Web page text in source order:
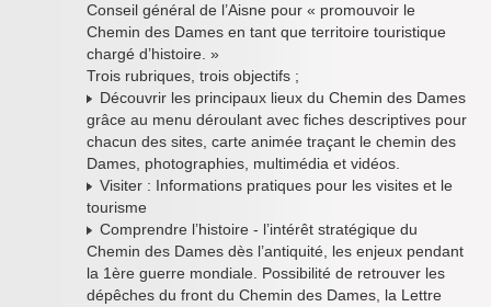
Conseil général de l’Aisne pour « promouvoir le
Chemin des Dames en tant que territoire touristique
chargé d’histoire. »
Trois rubriques, trois objectifs ;
Découvrir les principaux lieux du Chemin des Dames
grâce au menu déroulant avec fiches descriptives pour
chacun des sites, carte animée traçant le chemin des
Dames, photographies, multimédia et vidéos.
Visiter : Informations pratiques pour les visites et le
tourisme
Comprendre l’histoire - l’intérêt stratégique du
Chemin des Dames dès l’antiquité, les enjeux pendant
la 1ère guerre mondiale. Possibilité de retrouver les
dépêches du front du Chemin des Dames, la Lettre